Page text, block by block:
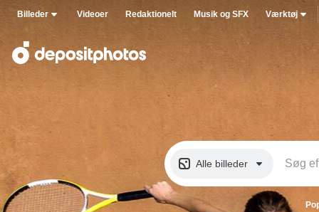
Billeder Videoer Redaktionelt Musik og SFX Værktøj
Alle billeder